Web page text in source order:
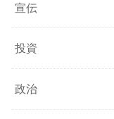
宣伝
投資
政治